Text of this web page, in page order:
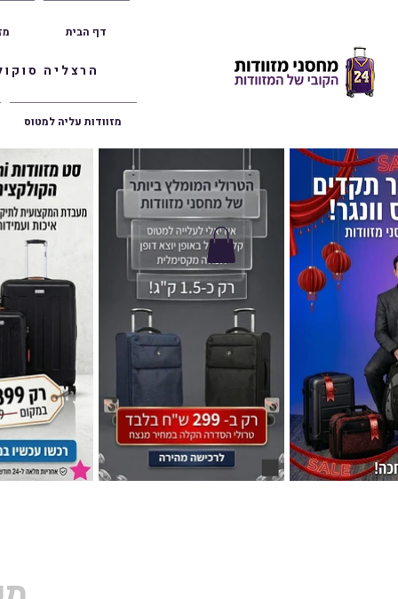
הרצליה סוקולוב 36 | ראשון לציון הרצל 47 | פתח
דף הבית
מזוודות עליה למטוס